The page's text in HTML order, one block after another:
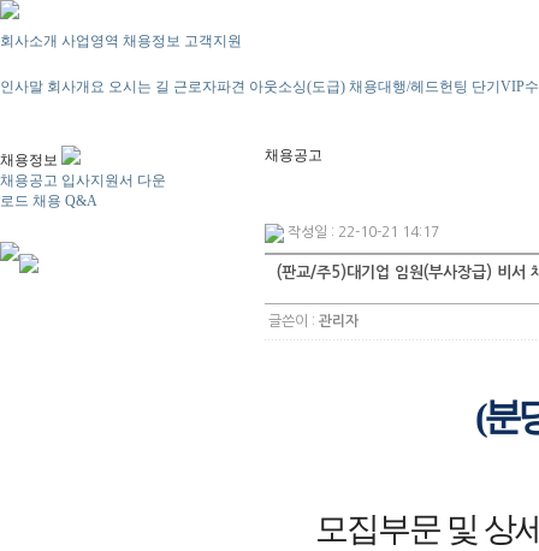
회사소개 사업영역 채용정보 고객지원
인사말 회사개요 오시는 길 근로자파견 아웃소싱(도급) 채용대행/헤드헌팅 단기VIP
채용정보
채용공고 입사지원서 다운
로드 채용 Q&A
채용공고
작성일 : 22-10-21 14:17
(판교/주5)대기업 임원(부사장급) 비서
글쓴이 : 관리자
(분
모집부문 및 상